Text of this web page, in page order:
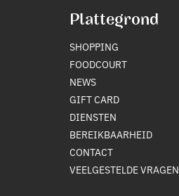
Plattegrond
SHOPPING
FOODCOURT
NEWS
GIFT CARD
DIENSTEN
BEREIKBAARHEID
CONTACT
VEELGESTELDE VRAGEN